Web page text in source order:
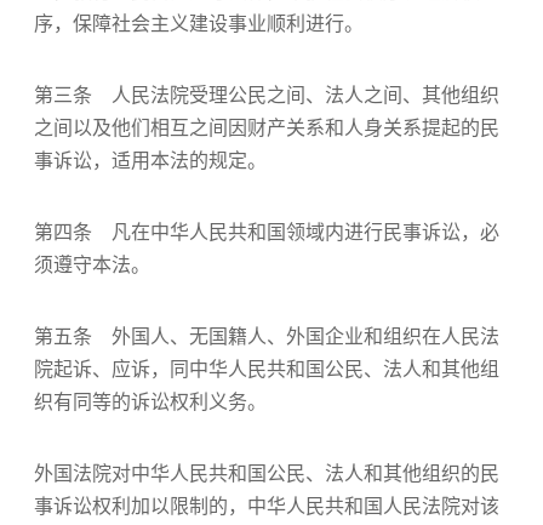
序，保障社会主义建设事业顺利进行。
第三条 人民法院受理公民之间、法人之间、其他组织
之间以及他们相互之间因财产关系和人身关系提起的民
事诉讼，适用本法的规定。
第四条 凡在中华人民共和国领域内进行民事诉讼，必
须遵守本法。
第五条 外国人、无国籍人、外国企业和组织在人民法
院起诉、应诉，同中华人民共和国公民、法人和其他组
织有同等的诉讼权利义务。
外国法院对中华人民共和国公民、法人和其他组织的民
事诉讼权利加以限制的，中华人民共和国人民法院对该